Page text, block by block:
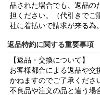
品された場合でも、返品の
担ください。（代引きでご
社に着払いで請求が来る為
返品特約に関する重要事項
【返品・交換について】
お客様都合による返品や交
かねますのでご了承くださ
不良品や注文の品と違う場